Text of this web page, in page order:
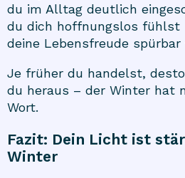
du im Alltag deutlich
du dich hoffnungslos fühlst
deine Lebensfreude
Je früher du handelst,
du heraus – der Winter hat
Wort.
Fazit: Dein Licht ist
Winter